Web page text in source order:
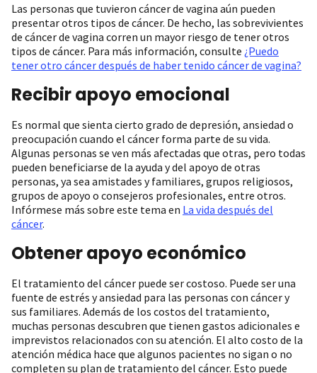
Las personas que tuvieron cáncer de vagina aún pueden
presentar otros tipos de cáncer. De hecho, las sobrevivientes
de cáncer de vagina corren un mayor riesgo de tener otros
tipos de cáncer. Para más información, consulte ¿Puedo
tener otro cáncer después de haber tenido cáncer de vagina?
Recibir apoyo emocional
Es normal que sienta cierto grado de depresión, ansiedad o
preocupación cuando el cáncer forma parte de su vida.
Algunas personas se ven más afectadas que otras, pero todas
pueden beneficiarse de la ayuda y del apoyo de otras
personas, ya sea amistades y familiares, grupos religiosos,
grupos de apoyo o consejeros profesionales, entre otros.
Infórmese más sobre este tema en La vida después del
cáncer.
Obtener apoyo económico
El tratamiento del cáncer puede ser costoso. Puede ser una
fuente de estrés y ansiedad para las personas con cáncer y
sus familiares. Además de los costos del tratamiento,
muchas personas descubren que tienen gastos adicionales e
imprevistos relacionados con su atención. El alto costo de la
atención médica hace que algunos pacientes no sigan o no
completen su plan de tratamiento del cáncer. Esto puede